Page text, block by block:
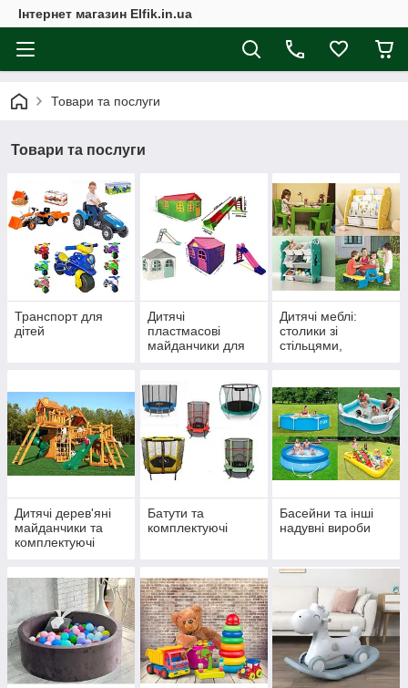
Інтернет магазин Elfik.in.ua
Товари та послуги
Товари та послуги
Транспорт для
дітей
Дитячі
пластмасові
майданчики для
Дитячі меблі:
столики зі
стільцями,
Дитячі дерев'яні
майданчики та
комплектуючі
Батути та
комплектуючі
Басейни та інші
надувні вироби